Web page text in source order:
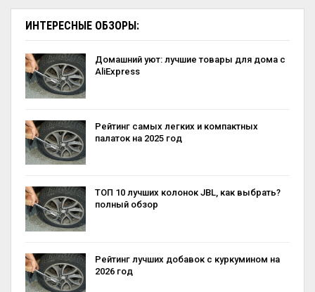
ИНТЕРЕСНЫЕ ОБЗОРЫ:
Домашний уют: лучшие товары для дома с
AliExpress
Рейтинг самых легких и компактных
палаток на 2025 год
ТОП 10 лучших колонок JBL, как выбрать?
полный обзор
Рейтинг лучших добавок с куркумином на
2026 год